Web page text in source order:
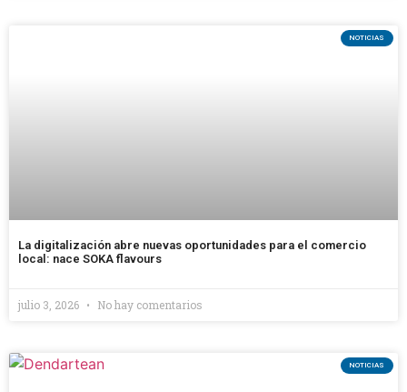
NOTICIAS
La digitalización abre nuevas oportunidades para el comercio
local: nace SOKA flavours
julio 3, 2026 No hay comentarios
NOTICIAS